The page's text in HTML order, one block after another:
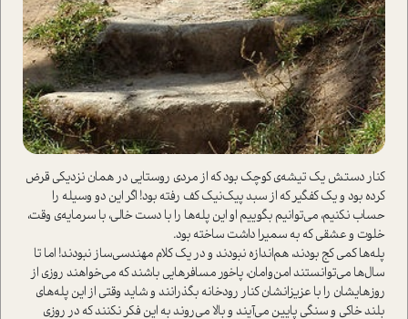
کنار دستش یک تیشه‌ی کوچک بود که از مردی روستایی در همان نزدیکی قرض
کرده بود و یک کفگیر که از سبد پیک‌نیک کف رفته بود! اگر این دو وسیله را
حساب نکنیم، می‌توانیم بگوییم او این پله‌ها را با دست خالی، با سرمایه‌ی وقت،
خلوت و عشقی که به سمیرا داشت ساخته بود.
پله‌ها کمی کج بودند، هم‌اندازه نبودند و در یک کلام مهندسی‌ساز نبودند! اما تا
سال‌‌ها می‌توانستند امن‌وامان، پاخور مسافرهایی باشند که می‌خواهند روزی از
روزهایشان را با عزیزانشان کنار رودخانه بگذرانند و شاید وقتی از این پله‌های
بلند خاکی و سنگی پایین می‌آیند و بالا می‌روند به این فکر نکنند که در روزی